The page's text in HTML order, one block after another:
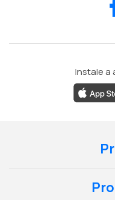
Instale a